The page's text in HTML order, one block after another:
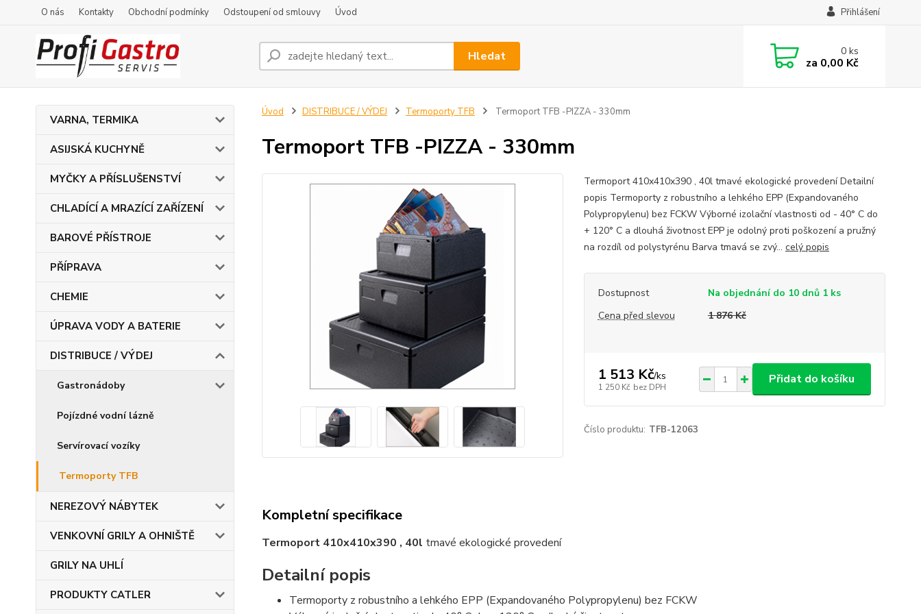
O nás Kontakty Obchodní podmínky Odstoupení od smlouvy Úvod Přihlášení
Hledat 0ks
za 0,00 Kč
VARNA, TERMIKA
ASIJSKÁ KUCHYNĚ
MYČKY A PŘÍSLUŠENSTVÍ
CHLADÍCÍ A MRAZÍCÍ ZAŘÍZENÍ
BAROVÉ PŘÍSTROJE
PŘÍPRAVA
CHEMIE
ÚPRAVA VODY A BATERIE
DISTRIBUCE / VÝDEJ
Gastronádoby
Pojízdné vodní lázně
Servírovací vozíky
Termoporty TFB
NEREZOVÝ NÁBYTEK
VENKOVNÍ GRILY A OHNIŠTĚ
GRILY NA UHLÍ
PRODUKTY CATLER
Úvod DISTRIBUCE / VÝDEJ Termoporty TFB Termoport TFB -PIZZA - 330mm
Termoport TFB -PIZZA - 330mm
Termoport 410x410x390 , 40l tmavé ekologické provedení Detailní
popis Termoporty z robustního a lehkého EPP (Expandovaného
Polypropylenu) bez FCKW Výborné izolační vlastnosti od - 40° C do
+ 120° C a dlouhá životnost EPP je odolný proti poškození a pružný
na rozdíl od polystyrénu Barva tmavá se zvý... celý popis
Dostupnost
Na objednání do 10 dnů 1 ks
Cena před slevou
1 876 Kč
1 513 Kč/ks
1 250 Kč bez DPH
Přidat do košíku
Číslo produktu: TFB-12063
Kompletní specifikace
Termoport 410x410x390 , 40l tmavé ekologické provedení
Detailní popis
Termoporty z robustního a lehkého EPP (Expandovaného Polypropylenu) bez FCKW